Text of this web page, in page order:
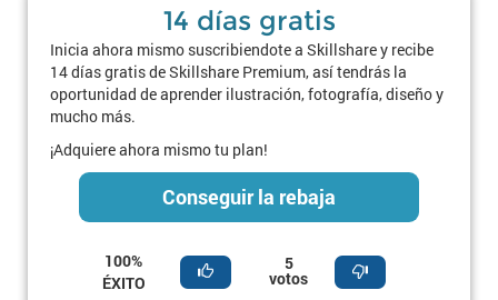
14 días gratis
Inicia ahora mismo suscribiendote a Skillshare y recibe
14 días gratis de Skillshare Premium, así tendrás la
oportunidad de aprender ilustración, fotografía, diseño y
mucho más.
¡Adquiere ahora mismo tu plan!
Conseguir la rebaja
100%
ÉXITO
5
votos